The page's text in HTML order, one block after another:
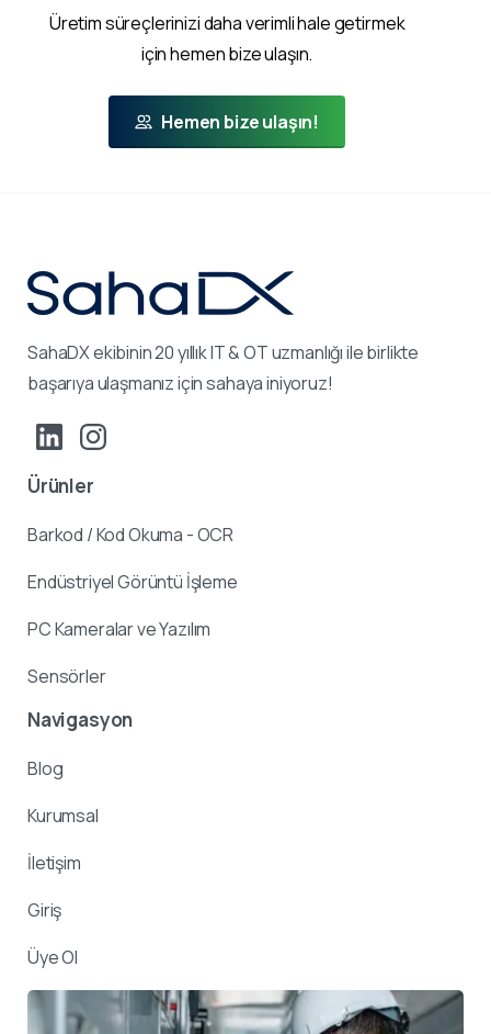
Üretim süreçlerinizi daha verimli hale getirmek
için hemen bize ulaşın.
Hemen bize ulaşın!
SahaDX ekibinin 20 yıllık IT & OT uzmanlığı ile birlikte
başarıya ulaşmanız için sahaya iniyoruz!
Ürünler
Barkod / Kod Okuma - OCR
Endüstriyel Görüntü İşleme
PC Kameralar ve Yazılım
Sensörler
Navigasyon
Blog
Kurumsal
İletişim
Giriş
Üye Ol